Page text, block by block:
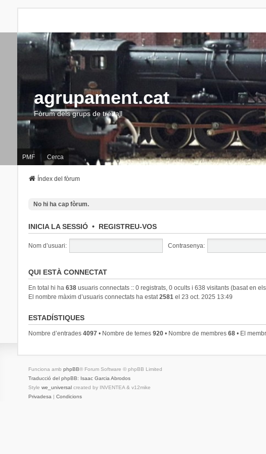
agrupament.cat
Fòrum dels grups de treball
PMF Cerca
Índex del fòrum
No hi ha cap fòrum.
INICIA LA SESSIÓ• REGISTREU-VOS
Nom d’usuari: Contrasenya:
QUI ESTÀ CONNECTAT
En total hi ha 638usuaris connectats :: 0 registrats, 0 ocults i 638 visitants (basat en
El nombre màxim d’usuaris connectats ha estat2581el 23 oct. 2025 13:49
ESTADÍSTIQUES
Nombre d’entrades 4097• Nombre de temes 920• Nombre de membres 68• El
Funciona amb phpBB® Forum Software © phpBB Limited
Traducció del phpBB: Isaac Garcia Abrodos
Style we_universalcreated by INVENTEA & v12mike
Privadesa | Condicions